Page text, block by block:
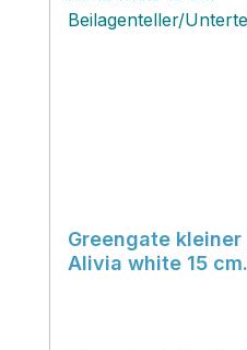
Greengate
Alivia white 15 cm